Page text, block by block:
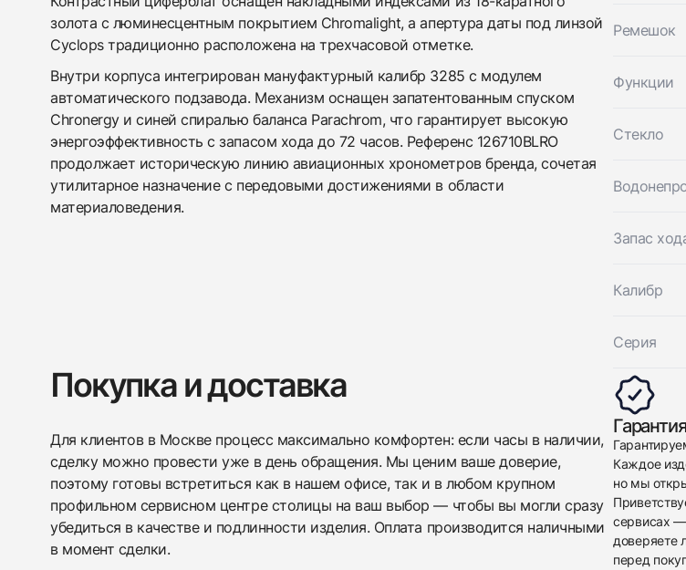
золота с люминесцентным покрытием Chromalight, а апертура даты под линзой
Cyclops традиционно расположена на трехчасовой отметке.
Внутри корпуса интегрирован мануфактурный калибр 3285 с модулем
автоматического подзавода. Механизм оснащен запатентованным спуском
Chronergy и синей спиралью баланса Parachrom, что гарантирует высокую
энергоэффективность с запасом хода до 72 часов. Референс 126710BLRO
продолжает историческую линию авиационных хронометров бренда, сочетая
утилитарное назначение с передовыми достижениями в области
материаловедения.
Ремешок
Функции
Стекло
Запас
Калибр
Серия
Покупка и доставка
Для клиентов в Москве процесс максимально комфортен: если часы в наличии,
сделку можно провести уже в день обращения. Мы ценим ваше доверие,
поэтому готовы встретиться как в нашем офисе, так и в любом крупном
профильном сервисном центре столицы на ваш выбор — чтобы вы могли сразу
убедиться в качестве и подлинности изделия. Оплата производится наличными
в момент сделки.
Каждое
но мы
сервисах
доверяете
перед
Приложите фото ваших